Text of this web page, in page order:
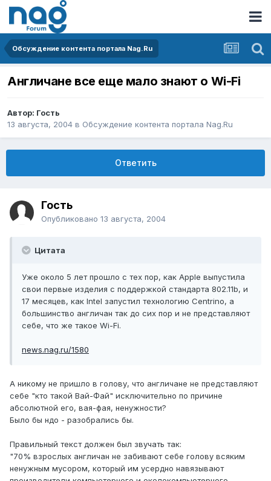
Обсуждение контента портала Nag.Ru
Англичане все еще мало знают о Wi-Fi
Автор: Гость
13 августа, 2004 в Обсуждение контента портала Nag.Ru
Ответить
Гость
Опубликовано 13 августа, 2004
Цитата
Уже около 5 лет прошло с тех пор, как Apple выпустила
свои первые изделия с поддержкой стандарта 802.11b, и
17 месяцев, как Intel запустил технологию Centrino, а
большинство англичан так до сих пор и не представляют
себе, что же такое Wi-Fi.
news.nag.ru/1580
А никому не пришло в голову, что англичане не представляют
себе "кто такой Вай-Фай" исключительно по причине
абсолютной его, вая-фая, ненужности?
Было бы ндо - разобрались бы.
Правильный текст должен был звучать так:
"70% взрослых англичан не забивают себе голову всяким
ненужным мусором, который им усердно навязывают